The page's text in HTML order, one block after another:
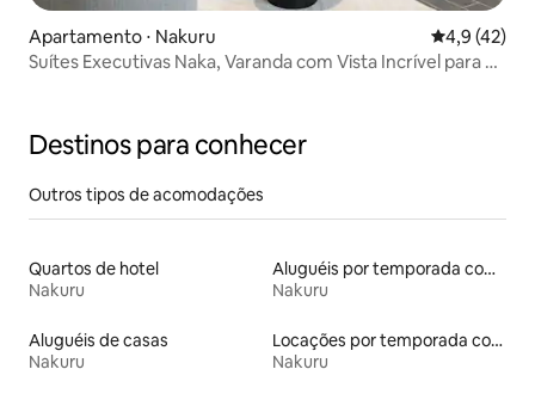
Apartamento ⋅ Nakuru 4,9 de uma
4,9 (42)
Suítes Executivas Naka, Varanda com Vista Incrível para o
Destinos para conhecer
Outros tipos de acomodações
Quartos de hotel
Nakuru
Aluguéis por temporada com café da manhã
Nakuru
Aluguéis de casas
Nakuru
Locações por temporada com piscina
Nakuru